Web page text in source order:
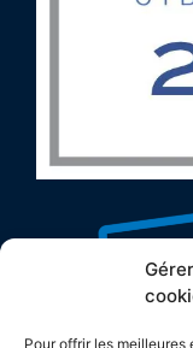
Pour offrir les